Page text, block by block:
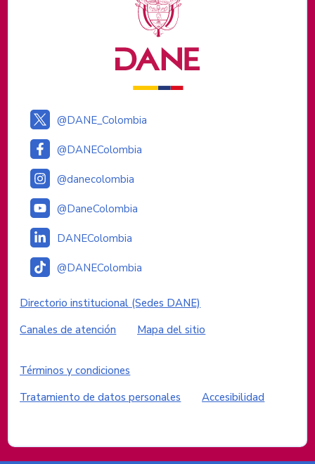
@DANE_Colombia
@DANEColombia
@danecolombia
@DaneColombia
DANEColombia
@DANEColombia
Enlaces institucionales
Directorio institucional (Sedes DANE)
Canales de atención
Mapa del sitio
Enlaces del sitio
Términos y condiciones
Tratamiento de datos personales
Accesibilidad